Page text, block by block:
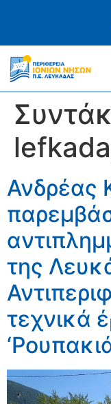
Ανδρέας
της
τεχνικά